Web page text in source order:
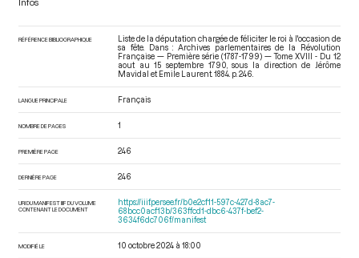
RÉFÉRENCE BIBLIOGRAPHIQUE
Liste de la députation chargée de féliciter le roi à l'occasion de
sa fête. Dans : Archives parlementaires de la Révolution
Française — Première série (1787-1799) — Tome XVIII - Du 12
aout au 15 septembre 1790 , sous la direction de Jérôme
Mavidal et Emile Laurent. 1884. p. 246.
LANGUE PRINCIPALE Français
NOMBRE DE PAGES 1
PREMIÈRE PAGE 246
DERNIÈRE PAGE 246
URI DU MANIFEST IIIF DU VOLUME
CONTENANT LE DOCUMENT
https://iiif.persee.fr/b0e2cf11-597c-427d-8ac7-
68bcc0acf13b/363ffcd1-dbc6-437f-bef2-
3634f6dc706f/manifest
MODIFIÉ LE 10 octobre 2024 à 18:00